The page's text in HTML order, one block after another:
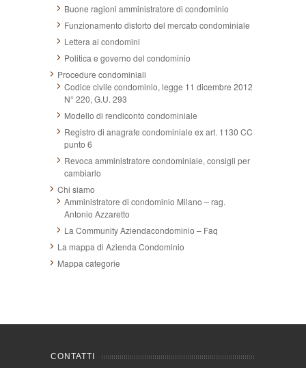
Buone ragioni amministratore di condominio
Funzionamento distorto del mercato condominiale
Lettera ai condomini
Politica e governo del condominio
Procedure condominiali
Codice civile condominio, legge 11 dicembre 2012
N° 220, G.U. 293
Modello di rendiconto condominiale
Registro di anagrafe condominiale ex art. 1130 CC
punto 6
Revoca amministratore condominiale, consigli per
cambiarlo
Chi siamo
Amministratore di condominio Milano – rag.
Antonio Azzaretto
La Community Aziendacondominio – Faq
La mappa di Azienda Condominio
Mappa categorie
CONTATTI